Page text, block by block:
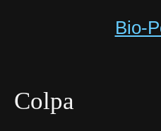
Bio-
Colpa